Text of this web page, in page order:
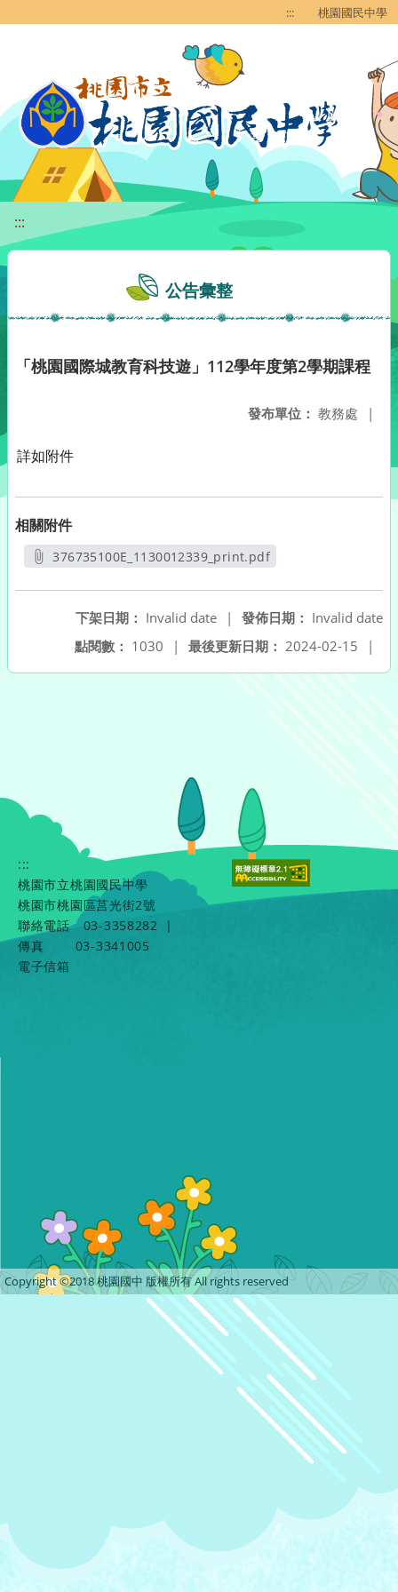
::: 桃園國民中學
:::
公告彙整
「桃園國際城教育科技遊」112學年度第2學期課程
發布單位： 教務處 |
詳如附件
相關附件
376735100E_1130012339_print.pdf
發佈日期： Invalid date
下架日期： Invalid date
|
最後更新日期： 2024-02-15 |
點閱數： 1030 |
:::
桃園市立桃園國民中學
桃園市桃園區莒光街2號
聯絡電話
03-3358282
|
傳真
03-3341005
電子信箱
Copyright ©2018 桃園國中 版權所有 All rights reserved